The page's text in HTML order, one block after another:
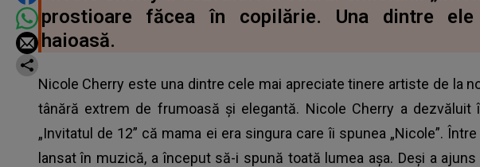
prostioare făcea în copilărie. Una dintre
haioasă.
Nicole Cherry este una dintre cele mai apreciate tinere artiste de la
tânără extrem de frumoasă și elegantă. Nicole Cherry a dezvăluit
„Invitatul de 12” că mama ei era singura care îi spunea „Nicole”.
lansat în muzică, a început să-i spună toată lumea așa. Deși a